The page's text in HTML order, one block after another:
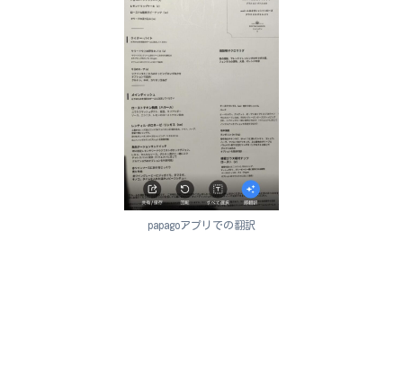
papagoアプリでの翻訳